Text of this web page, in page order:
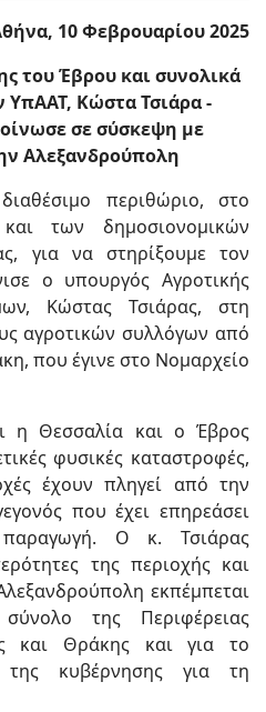
10 Φεβρουαρίου 2025
του Έβρου και συνολικά
ΥπΑΑΤ, Κώστα Τσιάρα -
σε σύσκεψη με
Αλεξανδρούπολη
περιθώριο, στο
των δημοσιονομικών
για να στηρίξουμε τον
ο υπουργός Αγροτικής
Κώστας Τσιάρας, στη
αγροτικών συλλόγων από
που έγινε στο Νομαρχείο
η Θεσσαλία και ο Έβρος
φυσικές καταστροφές,
έχουν πληγεί από την
που έχει επηρεάσει
Ο κ. Τσιάρας
της περιοχής και
εκπέμπεται
της Περιφέρειας
και Θράκης και για το
της κυβέρνησης για τη